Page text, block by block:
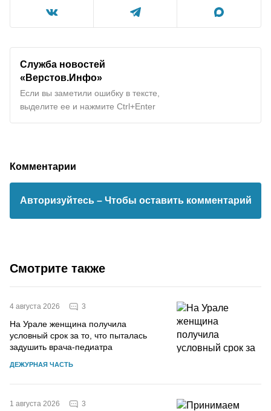
Служба новостей
«Верстов.Инфо»
Если вы заметили ошибку в тексте,
выделите ее и нажмите Ctrl+Enter
Комментарии
Авторизуйтесь – Чтобы оставить комментарий
Смотрите также
4 августа 2026 3
На Урале женщина получила
условный срок за то, что пыталась
задушить врача-педиатра
ДЕЖУРНАЯ ЧАСТЬ
1 августа 2026 3